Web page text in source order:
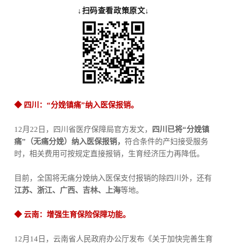
↓扫码查看政策原文↓
◆ 四川： “分娩镇痛”纳入医保报销。
12月 22 日，四川省医疗保障局官方发文， 四川已将“分娩镇
痛” （无痛分娩）纳入医保报销， 符合条件的产妇接受服务
时，相关费用可按规定直接报销，生育经济压力再降低。
目前，全国将无痛分娩纳入医保支付报销的除四川外，还有
江苏、浙江、广西、吉林、上海等地。
◆云南： 增强生育保险保障功能。
12月 14日，云南省人民政府办公厅发布 《关于加快完善生育